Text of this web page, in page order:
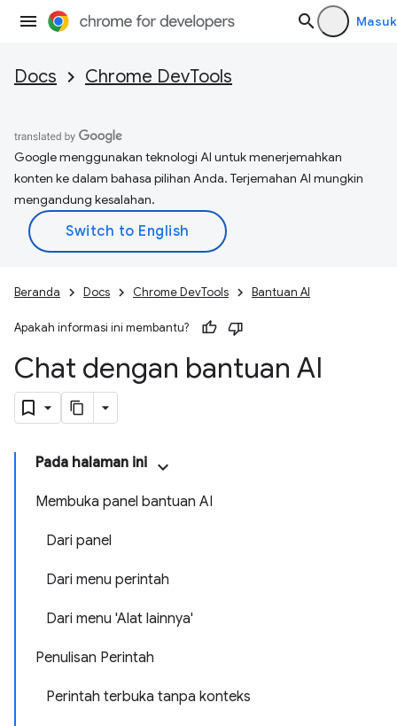
Masuk
Docs Chrome DevTools
Google menggunakan teknologi AI untuk menerjemahkan
konten ke dalam bahasa pilihan Anda. Terjemahan AI mungkin
mengandung kesalahan.
Beranda Docs Chrome DevTools Bantuan AI
Apakah informasi ini membantu?
Chat dengan bantuan AI
Pada halaman ini
Membuka panel bantuan AI
Dari panel
Dari menu perintah
Dari menu 'Alat lainnya'
Penulisan Perintah
Perintah terbuka tanpa konteks